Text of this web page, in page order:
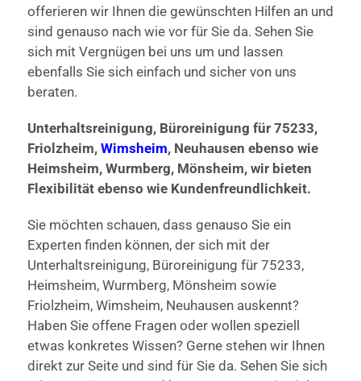
offerieren wir Ihnen die gewünschten Hilfen an und
sind genauso nach wie vor für Sie da. Sehen Sie
sich mit Vergnügen bei uns um und lassen
ebenfalls Sie sich einfach und sicher von uns
beraten.
Unterhaltsreinigung, Büroreinigung für 75233,
Friolzheim, Wimsheim, Neuhausen ebenso wie
Heimsheim, Wurmberg, Mönsheim, wir bieten
Flexibilität ebenso wie Kundenfreundlichkeit.
Sie möchten schauen, dass genauso Sie ein
Experten finden können, der sich mit der
Unterhaltsreinigung, Büroreinigung für 75233,
Heimsheim, Wurmberg, Mönsheim sowie
Friolzheim, Wimsheim, Neuhausen auskennt?
Haben Sie offene Fragen oder wollen speziell
etwas konkretes Wissen? Gerne stehen wir Ihnen
direkt zur Seite und sind für Sie da. Sehen Sie sich